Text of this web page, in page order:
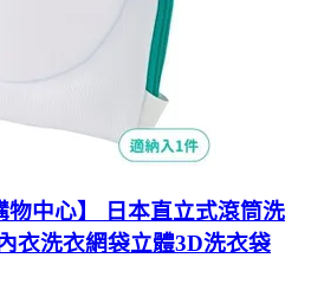
中心】 日本直立式滾筒洗
衣洗衣網袋立體3D洗衣袋